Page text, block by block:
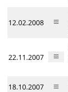
12.02.2008
22.11.2007
18.10.2007